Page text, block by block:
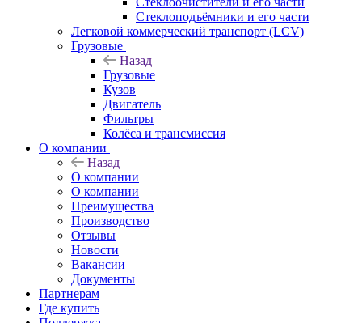
Стеклоподъёмники и его части
Легковой коммерческий транспорт (LCV)
Грузовые
Назад
Грузовые
Кузов
Двигатель
Фильтры
Колёса и трансмиссия
О компании
Назад
О компании
О компании
Преимущества
Производство
Отзывы
Новости
Вакансии
Документы
Партнерам
Где купить